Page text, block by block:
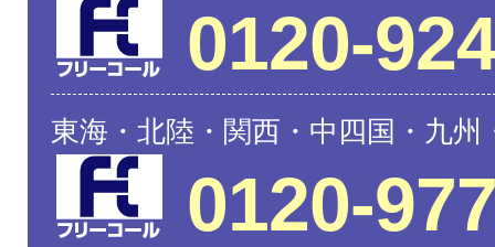
0120-
東海・北陸・関西・中四国・九
0120-